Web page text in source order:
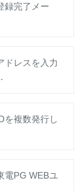
録完了メー
ドレスを入力
を複数発行し
電PG WEBユ